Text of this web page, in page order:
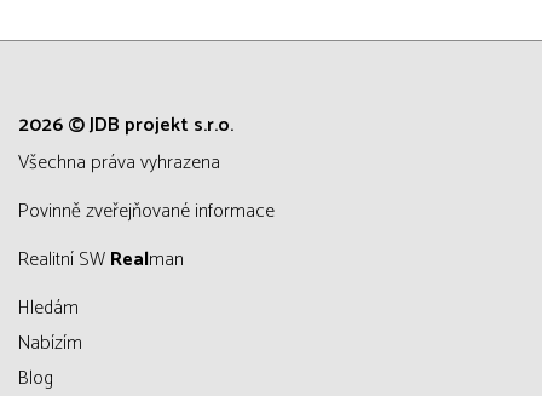
2026 © JDB projekt s.r.o.
všechna práva vyhrazena
Povinně zveřejňované informace
Realitní SWRealman
Hledám
Nabízím
Blog